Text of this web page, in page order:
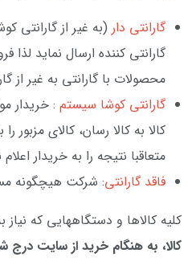
گارانتی دار (به غیر از گارانتی
گارانتی کننده ارسال نماید لذا
محصولات با گارانتی به غیر از
گارانتی کوشا سیستم
کالا به کالا رسان، کالای
متعاقبا نتیجه را به خریدار اعلام
فاقد گارانتی: شرکت هیچگونه
کلیه کالاها و دستگاههایی که
کالا، به هنگام خرید از سایت درج